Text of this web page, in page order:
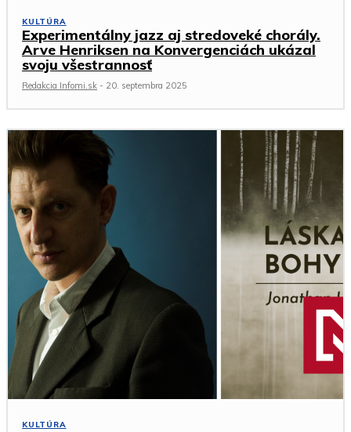
KULTÚRA
Experimentálny jazz aj stredoveké chorály.
Arve Henriksen na Konvergenciách ukázal
svoju všestrannosť
Redakcia Infomi.sk - 20. septembra 2025
KULTÚRA